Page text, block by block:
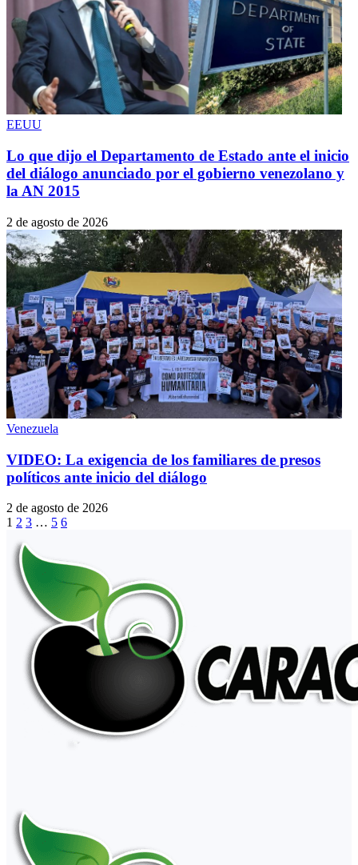
EEUU
Lo que dijo el Departamento de Estado ante el inicio
del diálogo anunciado por el gobierno venezolano y
la AN 2015
2 de agosto de 2026
Venezuela
VIDEO: La exigencia de los familiares de presos
políticos ante inicio del diálogo
2 de agosto de 2026
1 2 3 … 5 6